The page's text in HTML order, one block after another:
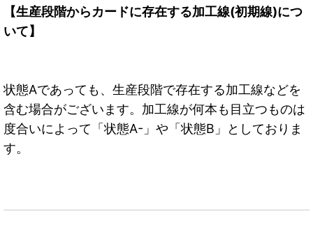
【生産段階からカードに存在する加工線(初期線)につ
いて】
状態Aであっても、生産段階で存在する加工線などを
含む場合がございます。加工線が何本も目立つものは
度合いによって「状態A-」や「状態B」としておりま
す。